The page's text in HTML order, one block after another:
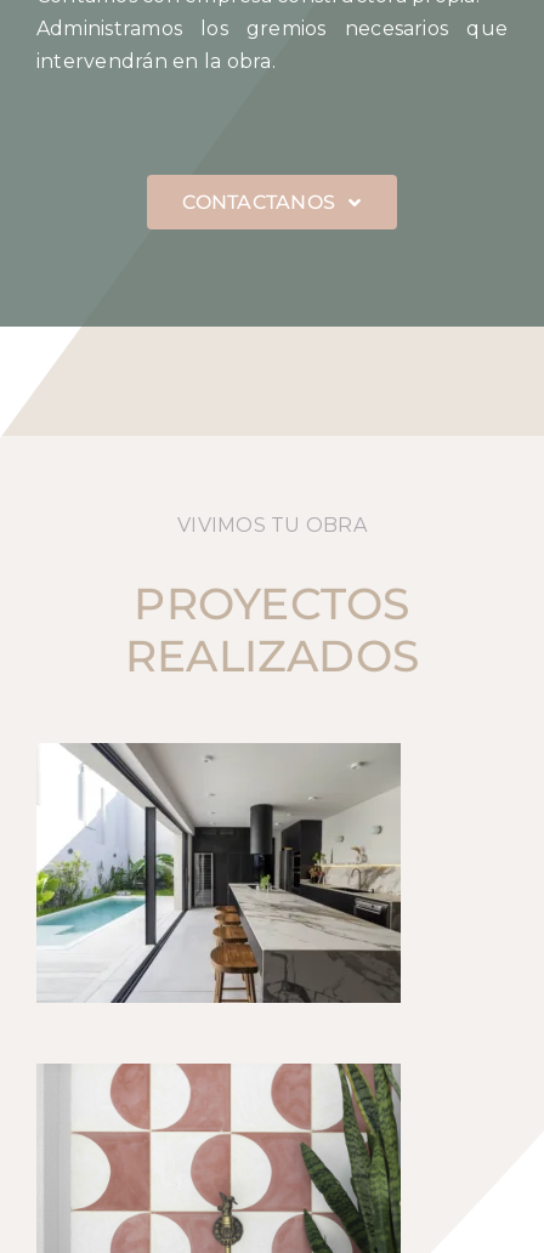
Administramos los gremios necesarios que
intervendrán en la obra.
CONTACTANOS
VIVIMOS TU OBRA
PROYECTOS
REALIZADOS